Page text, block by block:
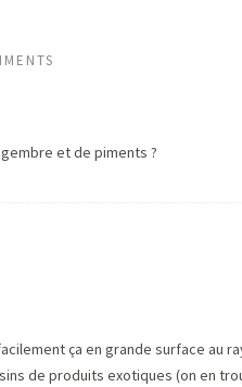
et de piments ?
ça en grande surface au
de produits exotiques (on en